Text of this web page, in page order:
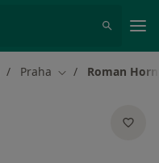
Praha Změna města
Roman